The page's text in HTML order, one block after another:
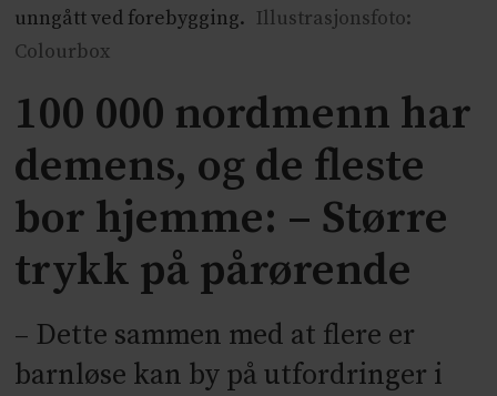
unngått ved forebygging. Illustrasjonsfoto:
Colourbox
100 000 nordmenn har
demens, og de fleste
bor hjemme: – Større
trykk på pårørende
– Dette sammen med at flere er
barnløse kan by på utfordringer i